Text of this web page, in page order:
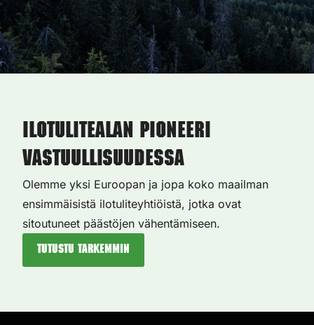
Ilotulitealan pioneeri
vastuullisuudessa
Olemme yksi Euroopan ja jopa koko maailman
ensimmäisistä ilotuliteyhtiöistä, jotka ovat
sitoutuneet päästöjen vähentämiseen.
Tutustu tarkemmin